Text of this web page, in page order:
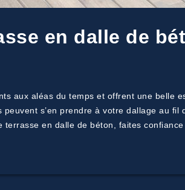
en dalle de
aux aléas du temps et offrent une belle
s’en prendre à votre dallage au
en dalle de béton, faites